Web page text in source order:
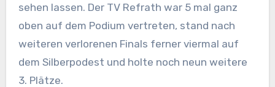
sehen lassen. Der TV Refrath war 5 mal ganz
oben auf dem Podium vertreten, stand nach
weiteren verlorenen Finals ferner viermal auf
dem Silberpodest und holte noch neun weitere
3. Plätze.